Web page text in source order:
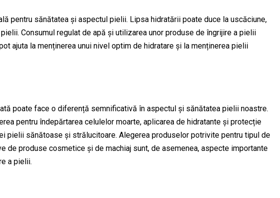
pentru sănătatea și aspectul pielii. Lipsa hidratării poate duce la uscăciune,
Consumul regulat de apă și utilizarea unor produse de îngrijire a pielii
ajuta la menținerea unui nivel optim de hidratare și la menținerea pielii
poate face o diferență semnificativă în aspectul și sănătatea pielii noastre.
pentru îndepărtarea celulelor moarte, aplicarea de hidratante și protecție
pielii sănătoase și strălucitoare. Alegerea produselor potrivite pentru tipul de
de produse cosmetice și de machiaj sunt, de asemenea, aspecte importante
a pielii.